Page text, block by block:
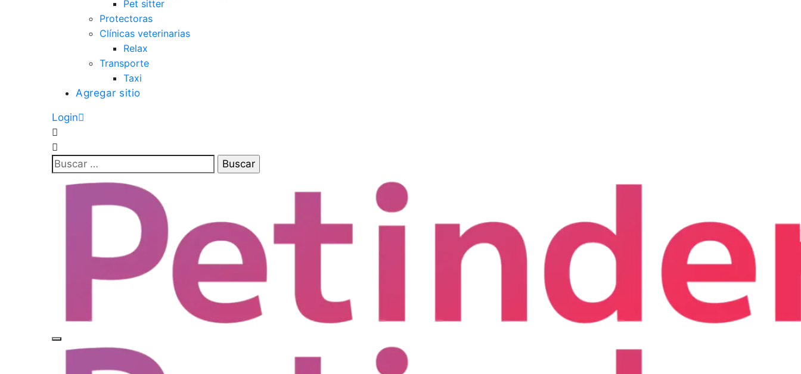
Pet sitter
Protectoras
Clínicas veterinarias
Relax
Transporte
Taxi
Agregar sitio
Login